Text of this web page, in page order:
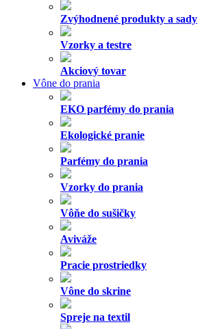
Zvýhodnené produkty a sady
Vzorky a testre
Akciový tovar
Vône do prania
EKO parfémy do prania
Ekologické pranie
Parfémy do prania
Vzorky do prania
Vôňe do sušičky
Aviváže
Pracie prostriedky
Vône do skrine
Spreje na textil